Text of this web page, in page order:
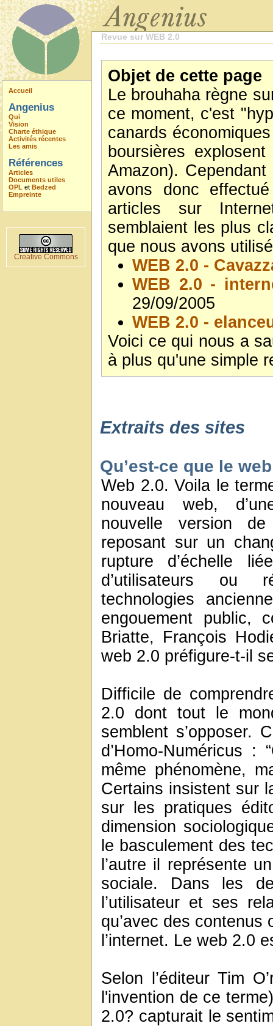
Accueil
Angenius
Qui
Vision
Charte éthique
Activités récentes
Les amis
Références
Articles
Documents utiles
OPL et Bedzed
Empreinte
Creative Commons
Revue sur WEB 2.0
Objet de cette page
Le brouhaha règne
ce moment, c'est
canards
boursières
Amazon).
avons donc
articles sur
semblaient les plus
que nous avons
WEB 2.0 -
WEB 2.0 -
29/09/2005
WEB 2.0 -
Voici ce qui nous a
à plus qu'une simple
Extraits des sites
Qu’est-ce que le
Web 2.0. Voila le
nouveau web,
nouvelle version de
reposant sur un
rupture d’échelle
d’utilisateurs ou
technologies
engouement public,
Briatte, François
web 2.0 préfigure-t-il
Difficile de
2.0 dont tout le
semblent s’opposer.
d’Homo-Numéricus :
même phénomène,
Certains insistent sur
sur les pratiques
dimension
le basculement des
l’autre il représente
sociale. Dans les
l’utilisateur et ses
qu’avec des
l’internet. Le web 2.0
Selon l’éditeur Tim
l'invention de ce
2.0? capturait le